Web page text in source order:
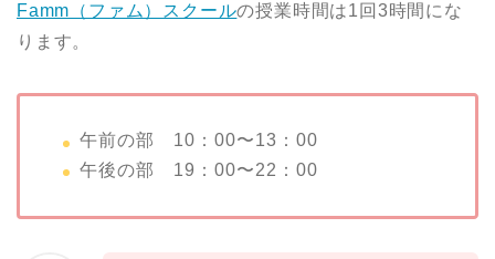
Famm（ファム）スクールの授業時間は1回3時間にな
ります。
午前の部 10：00〜13：00
午後の部 19：00〜22：00